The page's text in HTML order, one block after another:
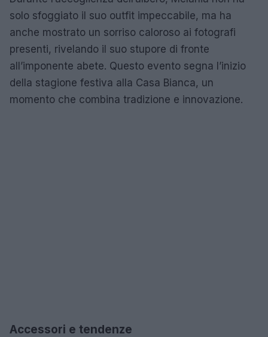
solo sfoggiato il suo outfit impeccabile, ma ha
anche mostrato un sorriso caloroso ai fotografi
presenti, rivelando il suo stupore di fronte
all’imponente abete. Questo evento segna l’inizio
della stagione festiva alla Casa Bianca, un
momento che combina tradizione e innovazione.
Accessori e tendenze